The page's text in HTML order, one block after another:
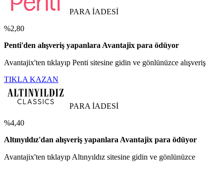
PARA İADESİ
%2,80
Penti'den alışveriş yapanlara Avantajix para ödüyor
Avantajix'ten tıklayıp Penti sitesine gidin ve gönlünüzce alışveriş
TIKLA KAZAN
PARA İADESİ
%4,40
Altınyıldız'dan alışveriş yapanlara Avantajix para ödüyor
Avantajix'ten tıklayıp Altınyıldız sitesine gidin ve gönlünüzce